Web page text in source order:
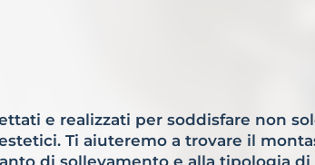
e realizzati per soddisfare non
Ti aiuteremo a trovare il
di sollevamento e alla tipologia di